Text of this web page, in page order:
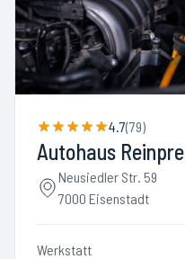
4.7(79)
Autohaus
Neusiedler Str. 59
7000 Eisenstadt
Werkstatt